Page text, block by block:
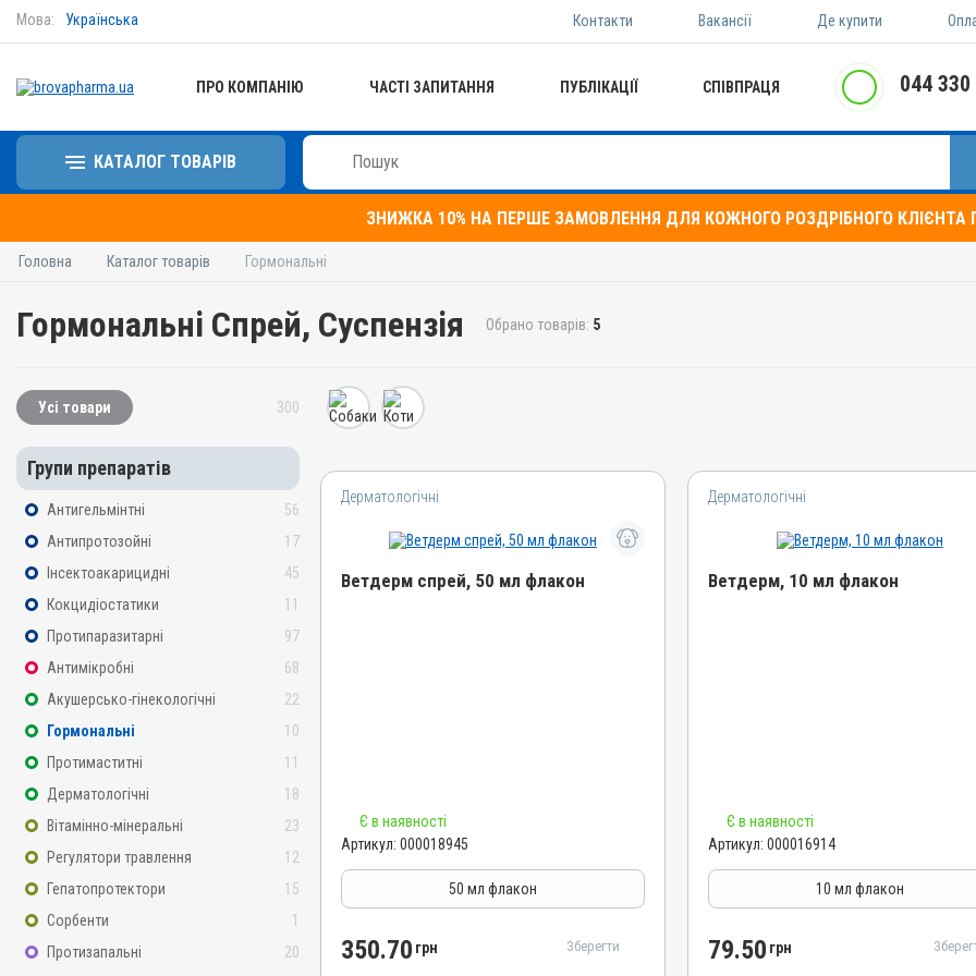
Мова: Українська Контакти Вакансії Де купити
ПРО КОМПАНІЮ ЧАСТІ ЗАПИТАННЯ ПУБЛІКАЦІЇ СПІВПРАЦЯ 044
КАТАЛОГ ТОВАРІВ
ЗНИЖКА 10% НА ПЕРШЕ ЗАМОВЛЕННЯ ДЛЯ КОЖНОГО РОЗДРІБНОГО КЛІЄНТА
Головна Каталог товарів Гормональні
Гормональні Спрей, Суспензія Обрано товарів: 5
Усі товари 300
Групи препаратів
Антигельмінтні
56
Антипротозойні
17
Інсектоакарицидні
45
Кокцидіостатики
11
Протипаразитарні
97
Антимікробні
68
Акушерсько-гінекологічні
22
Гормональні
10
Протимаститні
11
Дерматологічні
18
Вітамінно-мінеральні
23
Регулятори травлення
12
Гепатопротектори
15
Сорбенти
1
Протизапальні
20
Дерматологічні
Ветдерм спрей, 50 мл флакон
АВ-09718-01-24
Групи препаратів
Дерматологічні, Гормональні, Протизапальні
Лікарська форма
Є в наявності
Артикул: 000018945
50 мл флакон
350.70 грн Зберегти
Дерматологічні
Ветдерм, 10 мл флакон
AB-09380-01-20
Дерматологічні, Гормональні, Протизапальні
Суспензія
Є в наявності
Артикул: 000016914
10 мл флакон
79.50 грн